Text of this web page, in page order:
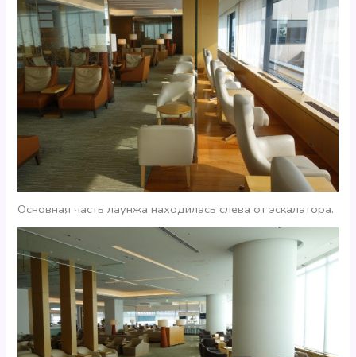
Основная часть лаунжа находилась слева от эскалатора.